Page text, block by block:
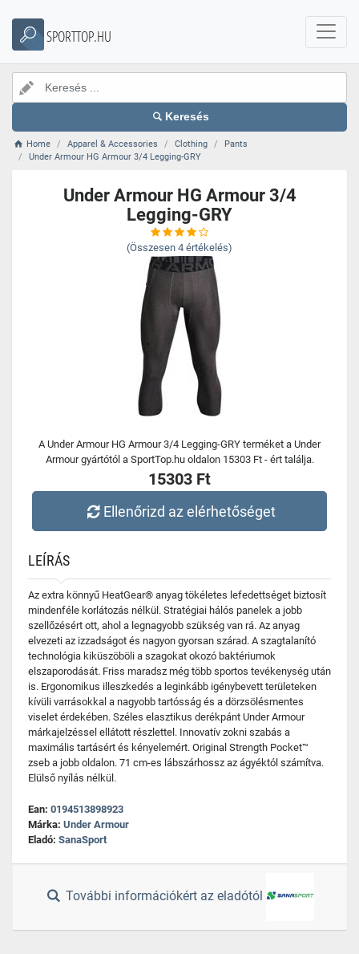
SPORTTOP.HU
Keresés
Home Apparel & Accessories Clothing
Pants
Under Armour HG Armour 3/4 Legging-GRY
Under Armour HG Armour 3/4
Legging-GRY
(Összesen 4 értékelés)
A Under Armour HG Armour 3/4 Legging-GRY terméket a Under
Armour gyártótól a SportTop.hu oldalon 15303 Ft - ért találja.
15303 Ft
Ellenőrizd az elérhetőséget
LEÍRÁS
Az extra könnyű HeatGear® anyag tökéletes lefedettséget biztosít
mindenféle korlátozás nélkül. Stratégiai hálós panelek a jobb
szellőzésért ott, ahol a legnagyobb szükség van rá. Az anyag
elvezeti az izzadságot és nagyon gyorsan szárad. A szagtalanító
technológia kiküszöböli a szagokat okozó baktériumok
elszaporodását. Friss maradsz még több sportos tevékenység után
is. Ergonomikus illeszkedés a leginkább igénybevett területeken
kívüli varrásokkal a nagyobb tartósság és a dörzsölésmentes
viselet érdekében. Széles elasztikus derékpánt Under Armour
márkajelzéssel ellátott részlettel. Innovatív zokni szabás a
maximális tartásért és kényelemért. Original Strength Pocket™
zseb a jobb oldalon. 71 cm-es lábszárhossz az ágyéktól számítva.
Elülső nyílás nélkül.
Ean: 0194513898923
Márka: Under Armour
Eladó: SanaSport
További információkért az eladótól